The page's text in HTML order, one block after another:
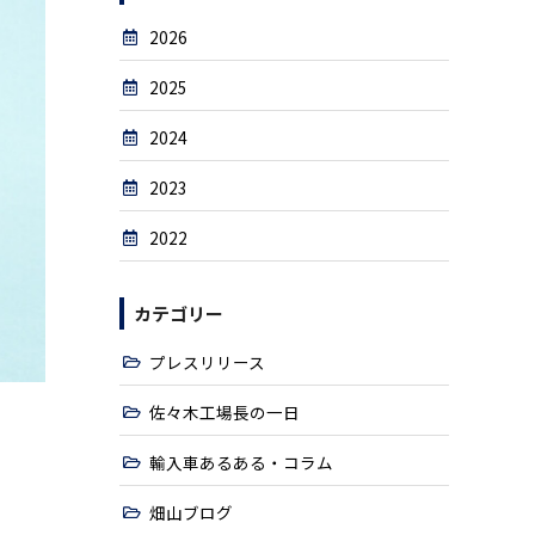
2026
2025
2024
2023
2022
カテゴリー
プレスリリース
佐々木工場長の一日
輸入車あるある・コラム
畑山ブログ